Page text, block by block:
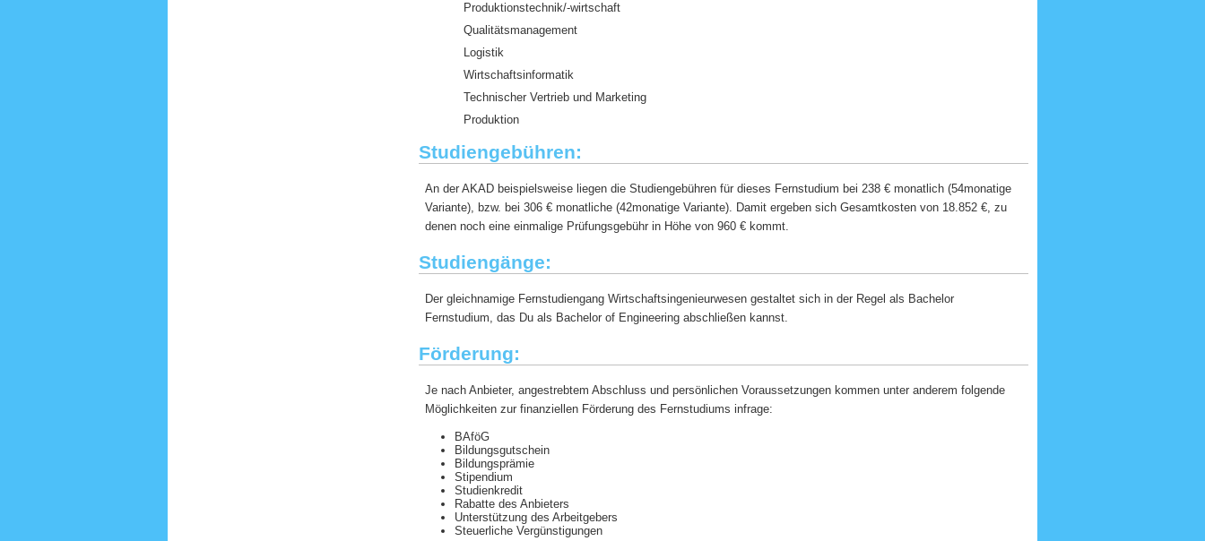
Produktionstechnik/-wirtschaft
Qualitätsmanagement
Logistik
Wirtschaftsinformatik
Technischer Vertrieb und Marketing
Produktion
Studiengebühren:
An der AKAD beispielsweise liegen die Studiengebühren für dieses Fernstudium bei 238 € monatlich (54monatige
Variante), bzw. bei 306 € monatliche (42monatige Variante). Damit ergeben sich Gesamtkosten von 18.852 €, zu
denen noch eine einmalige Prüfungsgebühr in Höhe von 960 € kommt.
Studiengänge:
Der gleichnamige Fernstudiengang Wirtschaftsingenieurwesen gestaltet sich in der Regel als Bachelor
Fernstudium, das Du als Bachelor of Engineering abschließen kannst.
Förderung:
Je nach Anbieter, angestrebtem Abschluss und persönlichen Voraussetzungen kommen unter anderem folgende
Möglichkeiten zur finanziellen Förderung des Fernstudiums infrage:
BAföG
Bildungsgutschein
Bildungsprämie
Stipendium
Studienkredit
Rabatte des Anbieters
Unterstützung des Arbeitgebers
Steuerliche Vergünstigungen